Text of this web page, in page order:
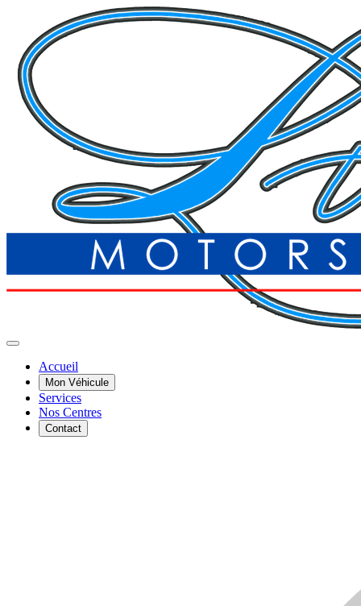
Accueil
Mon Véhicule
Services
Nos Centres
Contact